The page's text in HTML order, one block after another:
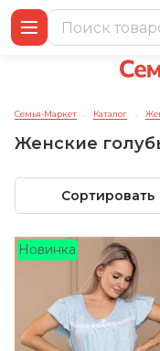
Семья-Маркет → Каталог →
Женские
Сортировать
Новинка